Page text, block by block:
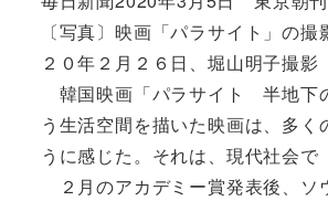
〔写真〕映画「パラサイト」の
２０年２月２６日、堀山明子撮影
韓国映画「パラサイト 半地下
う生活空間を描いた映画は、多
うに感じた。それは、現代社会で
２月のアカデミー賞発表後、ソ